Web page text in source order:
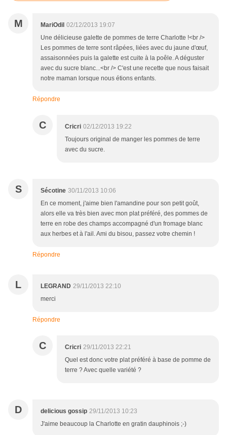
M MariOdil 02/12/2013 19:07
Une délicieuse galette de pommes de terre Charlotte !<br />
Les pommes de terre sont râpées, liées avec du jaune d'œuf,
assaisonnées puis la galette est cuite à la poêle. A déguster
avec du sucre blanc...<br /> C'est une recette que nous faisait
notre maman lorsque nous étions enfants.
Répondre
C Cricri 02/12/2013 19:22
Toujours original de manger les pommes de terre
avec du sucre.
S Sécotine 30/11/2013 10:06
En ce moment, j'aime bien l'amandine pour son petit goût,
alors elle va très bien avec mon plat préféré, des pommes de
terre en robe des champs accompagné d'un fromage blanc
aux herbes et à l'ail. Ami du bisou, passez votre chemin !
Répondre
L LEGRAND 29/11/2013 22:10
merci
Répondre
C Cricri 29/11/2013 22:21
Quel est donc votre plat préféré à base de pomme de
terre ? Avec quelle variété ?
D delicious gossip 29/11/2013 10:23
J'aime beaucoup la Charlotte en gratin dauphinois ;-)